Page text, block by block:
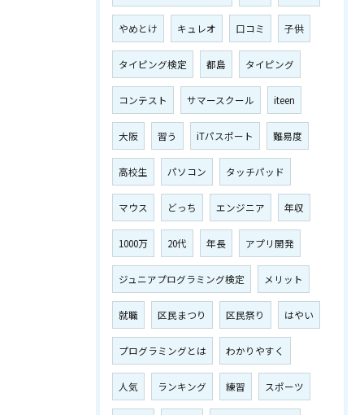
やめとけ キュレオ 口コミ 子供
タイピング検定 都島 タイピング
コンテスト サマースクール iteen
大阪 習う iTパスポート 難易度
高校生 パソコン タッチパッド
マウス どっち エンジニア 年収
1000万 20代 年長 アプリ開発
ジュニアプログラミング検定 メリット
就職 区民まつり 区民祭り はやい
プログラミングとは わかりやすく
人気 ランキング 練習 スポーツ